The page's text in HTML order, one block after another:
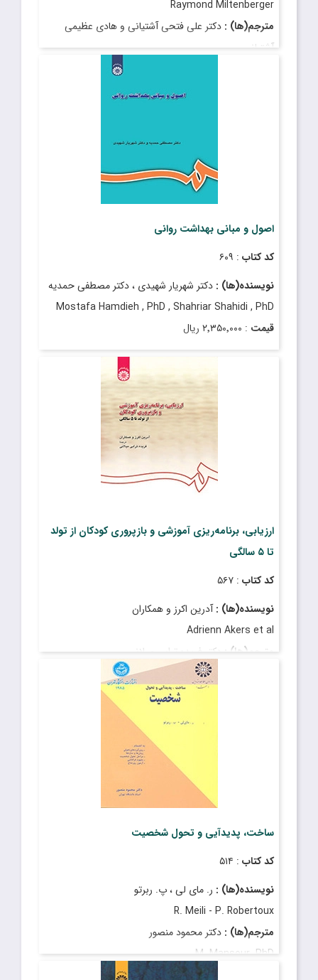
Raymond Miltenberger
مترجم(ها) : دکتر علی فتحی آشتیانی و هادی عظیمی
آشتیانی
Ali Fathi Ashtiani , PhD Hadi Azimi Ashtiani
اصول و مبانی بهداشت روانی
کد کتاب : ۶۰۹
نویسنده(ها) : دکتر شهریار شهیدی ، دکتر مصطفی حمدیه
Mostafa Hamdieh , PhD , Shahriar Shahidi , PhD
قیمت : ۲٬۳۵۰٬۰۰۰ ریال
ارزیابی، برنامه‌ریزی آموزشی و بازپروری کودکان از تولد
تا ۵ سالگی
کد کتاب : ۵۶۷
نویسنده(ها) :آدرین اکرز و همکاران
Adrienn Akers et al
مترجم(ها) :دکتر فریده ترابی میلانی
Farideh Torabi Milani
: بهمن ۱۴۰۴
ساخت، پدیدآیی و تحول شخصیت
کد کتاب : ۵۱۴
نویسنده(ها) : ر. مای لی ، پ. ربرتو
R. Meili - P. Robertoux
مترجم(ها) : دکتر محمود منصور
M. Mansour. PhD